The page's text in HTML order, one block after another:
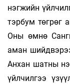
нэгжийн
тэрбум төгрөг
Оны өмнө
аман
Анхан шатны
үйлчилгээ